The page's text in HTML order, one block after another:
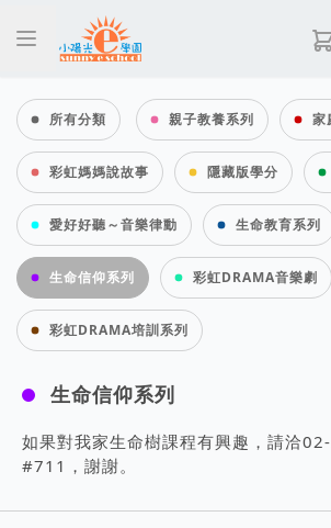
所有分類 親子教養系列 家
彩虹媽媽說故事 隱藏版學分
愛好好聽～音樂律動 生命教育系列
生命信仰系列 彩虹DRAMA音樂劇
彩虹DRAMA培訓系列
生命信仰系列
如果對我家生命樹課程有興趣，請洽
#711，謝謝。